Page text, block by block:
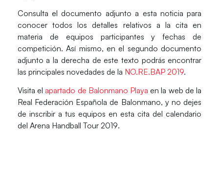
Consulta el documento adjunto a esta noticia para
conocer todos los detalles relativos a la cita en
materia de equipos participantes y fechas de
competición. Así mismo, en el segundo documento
adjunto a la derecha de este texto podrás encontrar
las principales novedades de la NO.RE.BAP 2019.
Visita el apartado de Balonmano Playa en la web de la
Real Federación Española de Balonmano, y no dejes
de inscribir a tus equipos en esta cita del calendario
del Arena Handball Tour 2019.